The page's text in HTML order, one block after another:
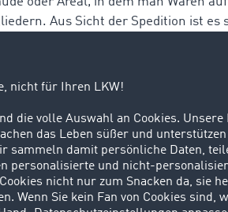
Aus Sicht der Spedition ist es
statt und beinhaltet mehr als den
um eine intelligente Planung und
sich der